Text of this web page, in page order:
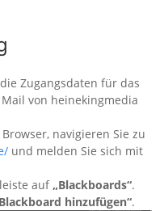
Zugangsdaten für das
von heinekingmedia
navigieren Sie zu
und melden Sie sich mit
auf„Blackboards“.
hinzufügen“.